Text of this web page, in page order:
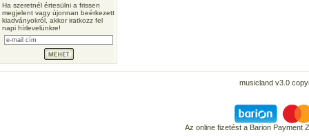
Ha szeretnél értesülni a frissen
megjelent vagy újonnan beérkezett
kiadványokról, akkor iratkozz fel
napi hírlevelünkre!
musicland v3.0
Az online fizetést a Barion Payment